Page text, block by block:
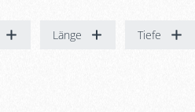
Länge Tiefe